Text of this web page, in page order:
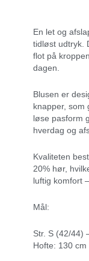
En let og
tidløst udtryk.
flot på
dagen.
Blusen er
knapper, som
løse pasform
hverdag og
Kvaliteten
20% hør,
luftig komfort
Mål:
Str. S (42/44)
Hofte: 130